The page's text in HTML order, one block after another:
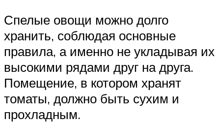
Спелые овощи можно долго
хранить, соблюдая основные
правила, а именно не укладывая их
высокими рядами друг на друга.
Помещение, в котором хранят
томаты, должно быть сухим и
прохладным.